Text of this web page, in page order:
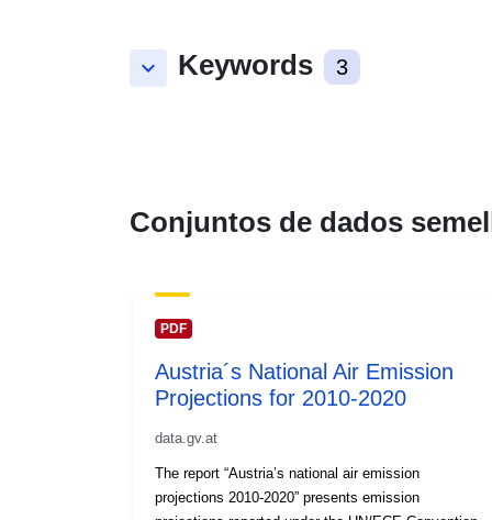
keyboard_arrow_down Keywords 3
Conjuntos de dados
PDF
Austria´s National Air Emission
Projections for 2010-2020
data.gv.at
The report “Austria’s national air emission
projections 2010-2020” presents emission